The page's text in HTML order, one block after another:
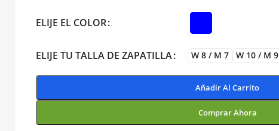
ELIJE EL COLOR
ELIJE TU TALLA DE ZAPATILLA W 8 / M 7 W 10 / M 9
Añadir Al Carrito
Comprar Ahora